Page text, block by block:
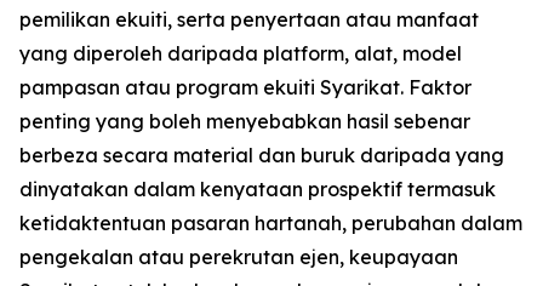
pemilikan ekuiti, serta penyertaan atau manfaat
yang diperoleh daripada platform, alat, model
pampasan atau program ekuiti Syarikat. Faktor
penting yang boleh menyebabkan hasil sebenar
berbeza secara material dan buruk daripada yang
dinyatakan dalam kenyataan prospektif termasuk
ketidaktentuan pasaran hartanah, perubahan dalam
pengekalan atau perekrutan ejen, keupayaan